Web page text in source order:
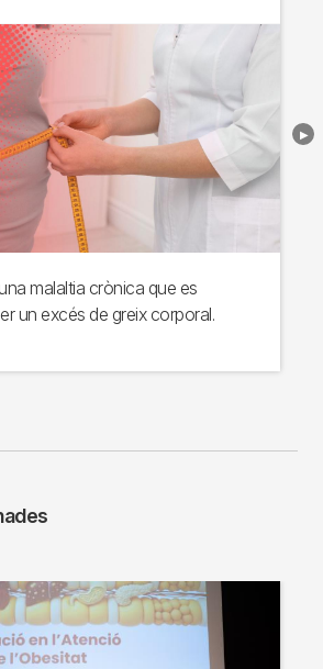
malaltia crònica que es
un excés de greix corporal.